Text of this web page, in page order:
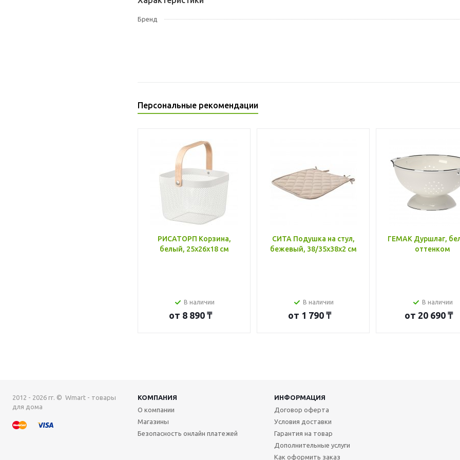
Бренд
Персональные рекомендации
РИСАТОРП Корзина,
белый, 25x26x18 см
В наличии
от 8 890 ₸
СИТА Подушка на стул,
бежевый, 38/35x38x2 см
В наличии
от 1 790 ₸
ГЕМАК Дуршлаг,
оттенком
В наличии
от 20 690 ₸
2012 - 2026 гг. © Wmart - товары
для дома
КОМПАНИЯ
ИНФОРМАЦИЯ
О компании
Магазины
Безопасность онлайн платежей
Договор оферта
Условия доставки
Гарантия на товар
Дополнительные услуги
Как оформить заказ